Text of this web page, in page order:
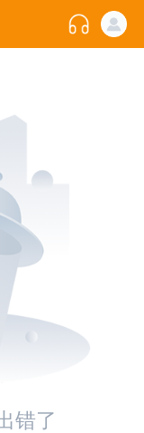
错了